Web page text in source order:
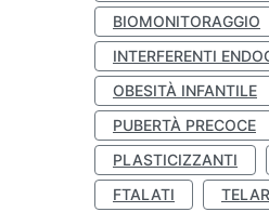
BIOMONITORAGGIO
INTERFERENTI
OBESITÀ INFANTILE
PUBERTÀ PRECOCE
PLASTICIZZANTI
FTALATI